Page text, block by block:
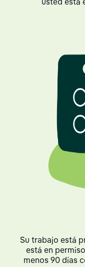
Su trabajo está
está en
menos 90 días